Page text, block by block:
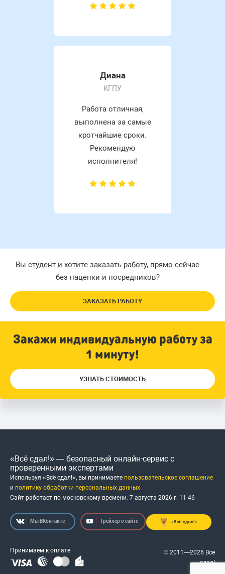
Диана
КГПУ
Работа отличная,
выполнена за самые
кротчайшие сроки.
Рекомендую
исполнителя!
Вы студент и хотите заказать работу, прямо сейчас
без наценки и посредников?
ЗАКАЗАТЬ РАБОТУ
Закажи индивидуальную работу за
1 минуту!
УЗНАТЬ СТОИМОСТЬ
«Всё сдал!» — безопасный онлайн-сервис с
проверенными экспертами
Используя «Всё сдал!», вы принимаете пользовательское соглашение
и политику обработки персональных данных
Сайт работает по московскому времени: 7 августа 2026 г. 11 :46
Мы ВКонтакте Трейлер о сайте
Принимаем к оплате
© 2011—2026 Всё
сдал!